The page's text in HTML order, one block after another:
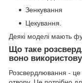
Зенкування
Цекування.
Деякі моделі мають
Що таке
воно
Розсвердлювання - це